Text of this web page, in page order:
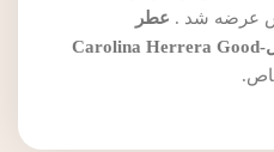
عطر
ادکلن کارولینا هررا گود گرل-Carolina Herrera Good